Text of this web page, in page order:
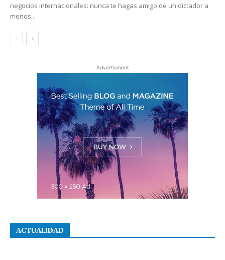
negocios internacionales: nunca te hagas amigo de un dictador a
menos...
Advertisment
ACTUALIDAD